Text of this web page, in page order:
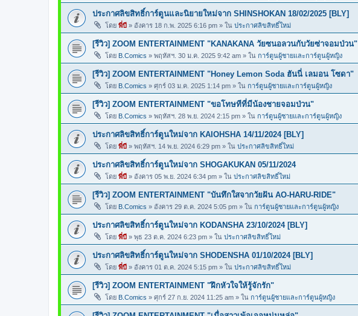
ประกาศลิขสิทธิ์การ์ตูนและนิยายใหม่จาก SHINSHOKAN 18/02/2025 [BLY]
โดย พี่บี » อังคาร 18 ก.พ. 2025 6:16 pm » ใน ประกาศลิขสิทธิ์ใหม่
[รีวิว] ZOOM ENTERTAINMENT "KANAKANA วัยซนอลวนกับวัยซ่าจอมป่วน"
โดย B.Comics » พฤหัสฯ. 30 ม.ค. 2025 9:42 am » ใน การ์ตูนผู้ชายและการ์ตูนผู้หญิง
[รีวิว] ZOOM ENTERTAINMENT "Honey Lemon Soda ฮันนี่ เลมอน โซดา"
โดย B.Comics » ศุกร์ 03 ม.ค. 2025 1:14 pm » ใน การ์ตูนผู้ชายและการ์ตูนผู้หญิง
[รีวิว] ZOOM ENTERTAINMENT "ขอโทษทีที่มีน้องชายจอมป่วน"
โดย B.Comics » พฤหัสฯ. 28 พ.ย. 2024 2:15 pm » ใน การ์ตูนผู้ชายและการ์ตูนผู้หญิง
ประกาศลิขสิทธิ์การ์ตูนใหม่จาก KAIOHSHA 14/11/2024 [BLY]
โดย พี่บี » พฤหัสฯ. 14 พ.ย. 2024 6:29 pm » ใน ประกาศลิขสิทธิ์ใหม่
ประกาศลิขสิทธิ์การ์ตูนใหม่จาก SHOGAKUKAN 05/11/2024
โดย พี่บี » อังคาร 05 พ.ย. 2024 6:34 pm » ใน ประกาศลิขสิทธิ์ใหม่
[รีวิว] ZOOM ENTERTAINMENT "บันทึกใสจากวัยฝัน AO-HARU-RIDE"
โดย B.Comics » อังคาร 29 ต.ค. 2024 5:05 pm » ใน การ์ตูนผู้ชายและการ์ตูนผู้หญิง
ประกาศลิขสิทธิ์การ์ตูนใหม่จาก KODANSHA 23/10/2024 [BLY]
โดย พี่บี » พุธ 23 ต.ค. 2024 6:23 pm » ใน ประกาศลิขสิทธิ์ใหม่
ประกาศลิขสิทธิ์การ์ตูนใหม่จาก SHODENSHA 01/10/2024 [BLY]
โดย พี่บี » อังคาร 01 ต.ค. 2024 5:15 pm » ใน ประกาศลิขสิทธิ์ใหม่
[รีวิว] ZOOM ENTERTAINMENT "ฝึกหัวใจให้รู้จักรัก"
โดย B.Comics » ศุกร์ 27 ก.ย. 2024 11:25 am » ใน การ์ตูนผู้ชายและการ์ตูนผู้หญิง